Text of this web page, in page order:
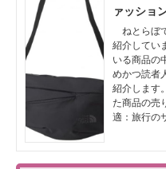
ァッショ
ねとらぼ
紹介してい
いる商品の
めかつ読者
紹介します
た商品の売
適：旅行の